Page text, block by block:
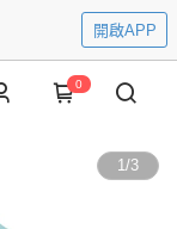
開啟APP
0
1/3